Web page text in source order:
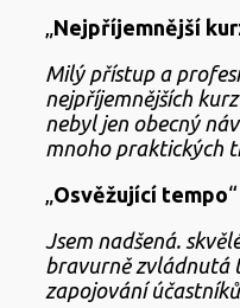
Nejpříjemnější
Milý přístup a
nejpříjemnějších
nebyl jen obecný
mnoho praktických
Osvěžující tempo“
Jsem nadšená.
bravurně zvládnutá
zapojování